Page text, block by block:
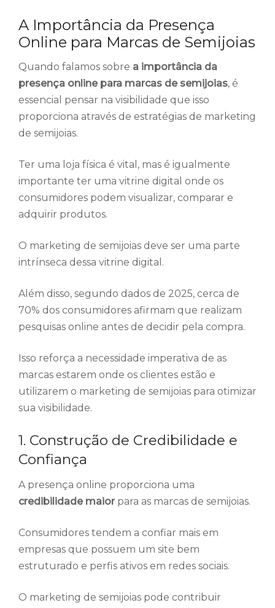
A Importância da Presença
Online para Marcas de Semijoias
Quando falamos sobre a importância da
presença online para marcas de semijoias, é
essencial pensar na visibilidade que isso
proporciona através de estratégias de marketing
de semijoias.
Ter uma loja física é vital, mas é igualmente
importante ter uma vitrine digital onde os
consumidores podem visualizar, comparar e
adquirir produtos.
O marketing de semijoias deve ser uma parte
intrínseca dessa vitrine digital.
Além disso, segundo dados de 2025, cerca de
70% dos consumidores afirmam que realizam
pesquisas online antes de decidir pela compra.
Isso reforça a necessidade imperativa de as
marcas estarem onde os clientes estão e
utilizarem o marketing de semijoias para otimizar
sua visibilidade.
1. Construção de Credibilidade e
Confiança
A presença online proporciona uma
credibilidade maiorpara as marcas de semijoias.
Consumidores tendem a confiar mais em
empresas que possuem um site bem
estruturado e perfis ativos em redes sociais.
O marketing de semijoias pode contribuir